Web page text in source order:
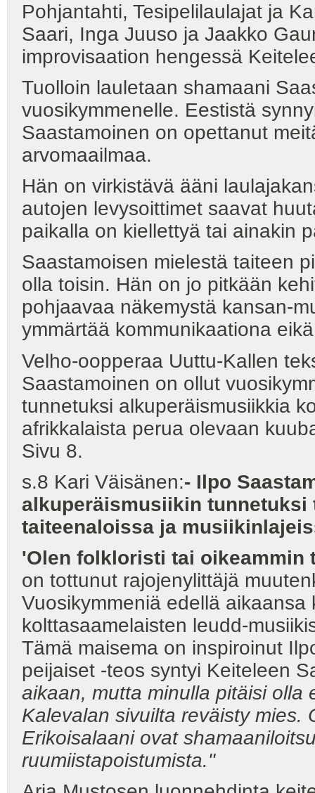
Pohjantahti, Tesipelilaulajat ja
Saari, Inga Juuso ja Jaakko
improvisaation hengessä
Tuolloin lauletaan shamaani
vuosikymmenelle. Eestistä
Saastamoinen on opettanut
arvomaailmaa.
Hän on virkistävä ääni
autojen levysoittimet saavat
paikalla on kiellettyä tai ainakin
Saastamoisen mielestä taiteen
olla toisin. Hän on jo pitkään
pohjaavaa näkemystä kansan-
ymmärtää kommunikaationa
Velho-oopperaa Uuttu-Kallen
Saastamoinen on ollut
tunnetuksi alkuperäismusiikkia
afrikkalaista perua olevaan
Sivu 8.
s.8 Kari Väisänen:- Ilpo
alkuperäismusiikin tunnetuksi
taiteenaloissa ja
'Olen folkloristi tai oikeammin
on tottunut rajojenylittäjä
Vuosikymmeniä edellä
kolttasaamelaisten leudd-
Tämä maisema on inspiroinut
peijaiset -teos syntyi Keiteleen
aikaan, mutta minulla pitäisi olla
Kalevalan sivuilta reväisty mies.
Erikoisalaani ovat
ruumiistapoistumista."